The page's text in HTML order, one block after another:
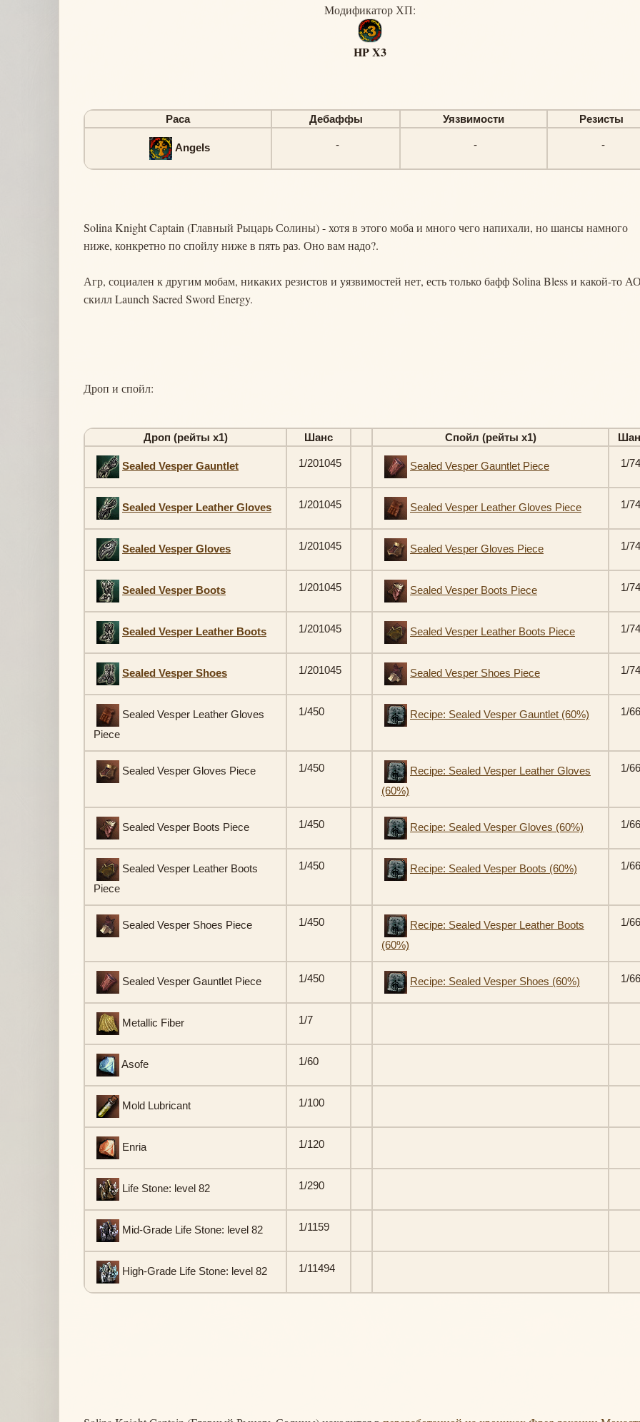
Модификатор ХП:
HP X3
Раса Дебаффы Уязвимости Резисты
Angels - - -
Solina Knight Captain (Главный Рыцарь Солины) - хотя в этого моба и много чего напихали, но шансы намного
ниже, конкретно по спойлу ниже в пять раз. Оно вам надо?.
Агр, социален к другим мобам, никаких резистов и уязвимостей нет, есть только бафф Solina Bless и какой-то
скилл Launch Sacred Sword Energy.
Дроп и спойл:
Дроп (рейты х1) Шанс Спойл (рейты х1)
Sealed Vesper Gauntlet 1/201045 Sealed Vesper Gauntlet Piece 1/74
Sealed Vesper Leather Gloves 1/201045 Sealed Vesper Leather Gloves Piece 1/74
Sealed Vesper Gloves 1/201045 Sealed Vesper Gloves Piece 1/74
Sealed Vesper Boots 1/201045 Sealed Vesper Boots Piece 1/74
Sealed Vesper Leather Boots 1/201045 Sealed Vesper Leather Boots Piece 1/74
Sealed Vesper Shoes 1/201045 Sealed Vesper Shoes Piece 1/74
Sealed Vesper Leather Gloves
Piece
1/450 Recipe: Sealed Vesper Gauntlet (60%) 1/
Sealed Vesper Gloves Piece 1/450
Recipe: Sealed Vesper Leather Gloves
(60%)
1/
Sealed Vesper Boots Piece 1/450 Recipe: Sealed Vesper Gloves (60%) 1/
Sealed Vesper Leather Boots
Piece
1/450 Recipe: Sealed Vesper Boots (60%) 1/
Sealed Vesper Shoes Piece 1/450
Recipe: Sealed Vesper Leather Boots
(60%)
1/
Sealed Vesper Gauntlet Piece 1/450 Recipe: Sealed Vesper Shoes (60%) 1/
Metallic Fiber 1/7
Asofe 1/60
Mold Lubricant 1/100
Enria 1/120
Life Stone: level 82 1/290
Mid-Grade Life Stone: level 82 1/1159
High-Grade Life Stone: level 82 1/11494